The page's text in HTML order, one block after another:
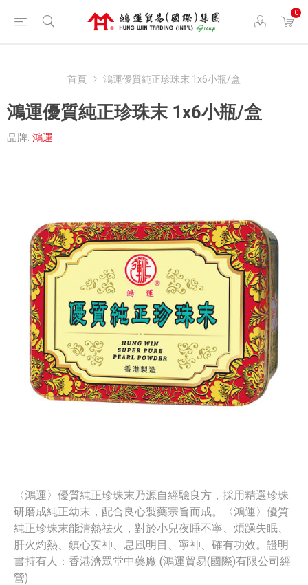
0
首頁 鴻運優質純正珍珠末 1x6小瓶/盒
鴻運優質純正珍珠末 1x6小瓶/盒
品牌: 鴻運
〈鴻運〉優質純正珍珠末乃源自經驗良方，採用精選珍珠
研磨成純正幼末，配合良心製藥宗旨而成。〈鴻運〉優質
純正珍珠末能清熱祛火，對於小兒夜睡不寧、煩躁失眠、
肝火灼熱、鎮心安神、息風明目、寧神、確有功效。證明
書持有人：香港濟眾堂中藥廠 (鴻運貿易(國際)有限公司經
營)